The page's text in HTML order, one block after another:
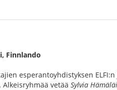
Finnlando
esperantoyhdistyksen
vetää Sylvia